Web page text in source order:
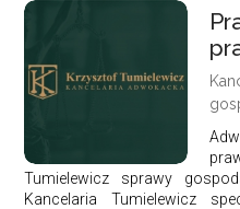
Tumielewicz sprawy
Kancelaria Tumielewicz